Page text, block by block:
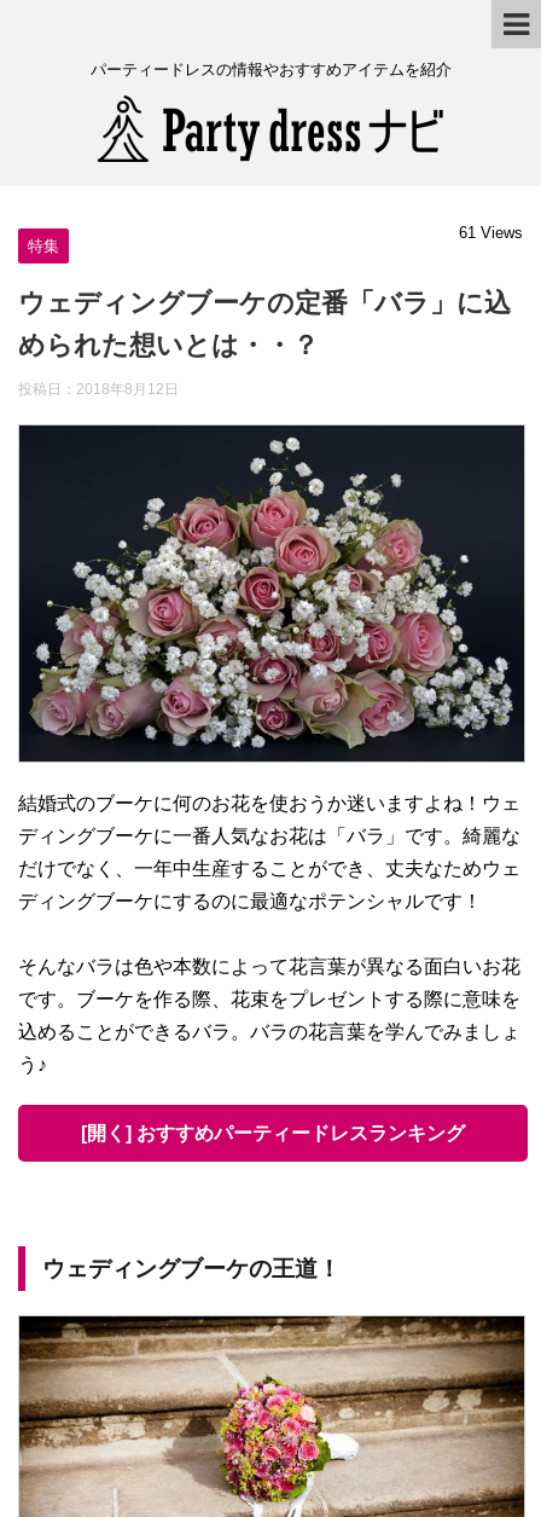
パーティードレスの情報やおすすめアイテムを紹介
特集
61 Views
ウェディングブーケの定番「バラ」に込
められた想いとは・・？
投稿日： 2018年8月12日
結婚式のブーケに何のお花を使おうか迷いますよね！ウェ
ディングブーケに一番人気なお花は「バラ」です。綺麗な
だけでなく、一年中生産することができ、丈夫なためウェ
ディングブーケにするのに最適なポテンシャルです！
そんなバラは色や本数によって花言葉が異なる面白いお花
です。ブーケを作る際、花束をプレゼントする際に意味を
込めることができるバラ。バラの花言葉を学んでみましょ
う♪
[開く] おすすめパーティードレスランキング
ウェディングブーケの王道！